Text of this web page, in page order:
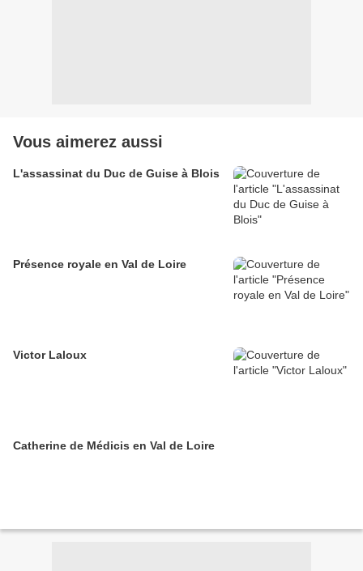
Vous aimerez aussi
L'assassinat du Duc de Guise à Blois
Présence royale en Val de Loire
Victor Laloux
Catherine de Médicis en Val de Loire